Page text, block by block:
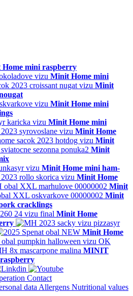
mini raspberry
Minit Home mini
Minit
Minit Home mini
Minit Home mini
Minit Home
Minit
Minit
Minit Home mini ham-
Minit Home
Minit
Minit
cracklings
Minit Home
Minit Home
MINIT
Contact
data Allergens Nutritional values